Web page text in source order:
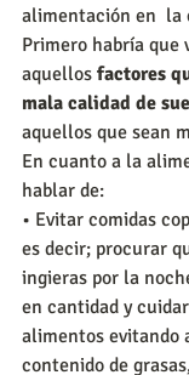
alimentación en  la
Primero habría que
aquellos factores
mala calidad de
aquellos que sean
En cuanto a la
hablar de:
• Evitar comidas
es decir; procurar
ingieras por la
en cantidad y
alimentos evitando
contenido de